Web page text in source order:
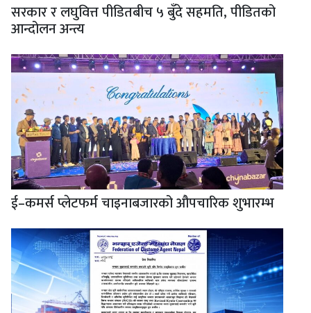
सरकार र लघुवित्त पीडितबीच ५ बुँदे सहमति, पीडितको
आन्दोलन अन्त्य
ई–कमर्स प्लेटफर्म चाइनाबजारको औपचारिक शुभारम्भ